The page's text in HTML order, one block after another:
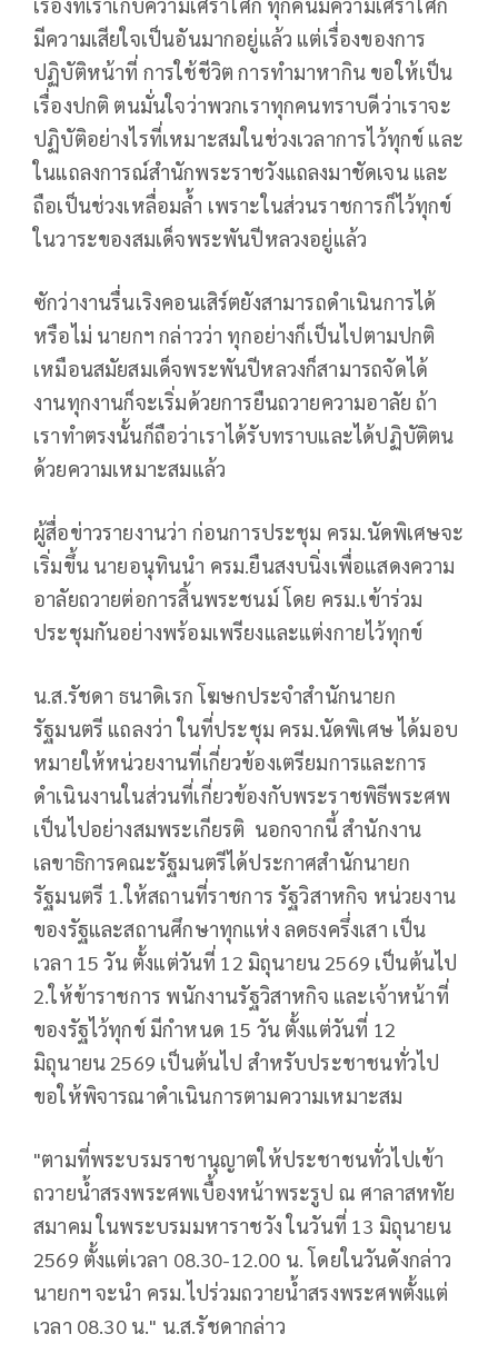
มีความเสียใจเป็นอันมากอยู่แล้ว แต่เรื่องของการ
ปฏิบัติหน้าที่ การใช้ชีวิต การทำมาหากิน ขอให้เป็น
เรื่องปกติ ตนมั่นใจว่าพวกเราทุกคนทราบดีว่าเราจะ
ปฏิบัติอย่างไรที่เหมาะสมในช่วงเวลาการไว้ทุกข์ และ
ในแถลงการณ์สำนักพระราชวังแถลงมาชัดเจน และ
ถือเป็นช่วงเหลื่อมล้ำ เพราะในส่วนราชการก็ไว้ทุกข์
ในวาระของสมเด็จพระพันปีหลวงอยู่แล้ว
ซักว่างานรื่นเริงคอนเสิร์ตยังสามารถดำเนินการได้
หรือไม่ นายกฯ กล่าวว่า ทุกอย่างก็เป็นไปตามปกติ
เหมือนสมัยสมเด็จพระพันปีหลวงก็สามารถจัดได้
งานทุกงานก็จะเริ่มด้วยการยืนถวายความอาลัย ถ้า
เราทำตรงนั้นก็ถือว่าเราได้รับทราบและได้ปฏิบัติตน
ด้วยความเหมาะสมแล้ว
ผู้สื่อข่าวรายงานว่า ก่อนการประชุม ครม.นัดพิเศษจะ
เริ่มขึ้น นายอนุทินนำ ครม.ยืนสงบนิ่งเพื่อแสดงความ
อาลัยถวายต่อการสิ้นพระชนม์ โดย ครม.เข้าร่วม
ประชุมกันอย่างพร้อมเพรียงและแต่งกายไว้ทุกข์
น.ส.รัชดา ธนาดิเรก โฆษกประจำสำนักนายก
รัฐมนตรี แถลงว่า ในที่ประชุม ครม.นัดพิเศษ ได้มอบ
หมายให้หน่วยงานที่เกี่ยวข้องเตรียมการและการ
ดำเนินงานในส่วนที่เกี่ยวข้องกับพระราชพิธีพระศพ
เป็นไปอย่างสมพระเกียรติ นอกจากนี้ สำนักงาน
เลขาธิการคณะรัฐมนตรีได้ประกาศสำนักนายก
รัฐมนตรี 1.ให้สถานที่ราชการ รัฐวิสาหกิจ หน่วยงาน
ของรัฐและสถานศึกษาทุกแห่ง ลดธงครึ่งเสา เป็น
เวลา 15 วัน ตั้งแต่วันที่ 12 มิถุนายน 2569 เป็นต้นไป
2.ให้ข้าราชการ พนักงานรัฐวิสาหกิจ และเจ้าหน้าที่
ของรัฐไว้ทุกข์ มีกำหนด 15 วัน ตั้งแต่วันที่ 12
มิถุนายน 2569 เป็นต้นไป สำหรับประชาชนทั่วไป
ขอให้พิจารณาดำเนินการตามความเหมาะสม
"ตามที่พระบรมราชานุญาตให้ประชาชนทั่วไปเข้า
ถวายน้ำสรงพระศพเบื้องหน้าพระรูป ณ ศาลาสหทัย
สมาคม ในพระบรมมหาราชวัง ในวันที่ 13 มิถุนายน
2569 ตั้งแต่เวลา 08.30-12.00 น. โดยในวันดังกล่าว
นายกฯ จะนำ ครม.ไปร่วมถวายน้ำสรงพระศพตั้งแต่
เวลา 08.30 น." น.ส.รัชดากล่าว